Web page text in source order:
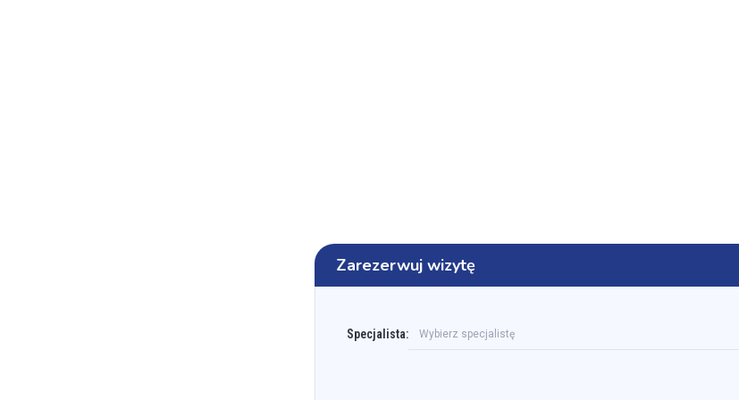
Zarezerwuj wizytę
Specjalista: Wybierz specjalistę